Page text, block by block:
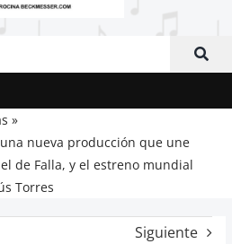
nueva producción que une
de Falla, y el estreno mundial
Torres
Siguiente